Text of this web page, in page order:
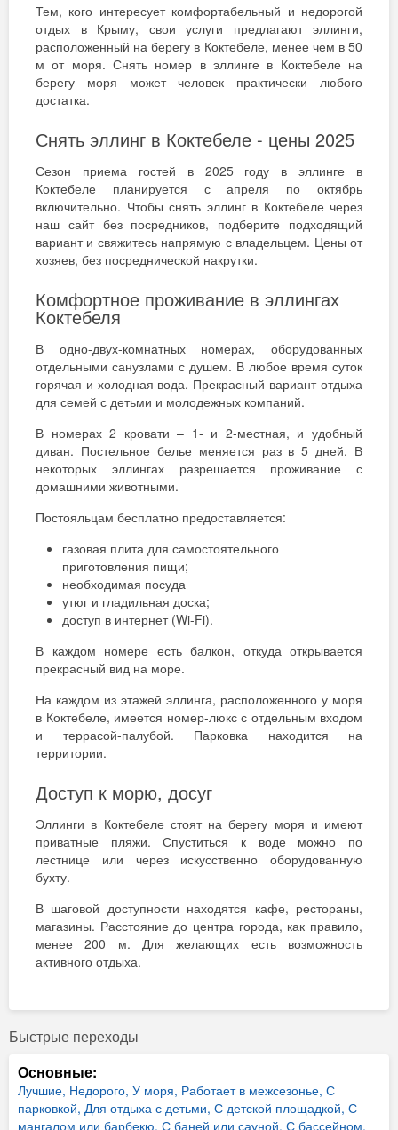
Тем, кого интересует комфортабельный и недорогой
отдых в Крыму, свои услуги предлагают эллинги,
расположенный на берегу в Коктебеле, менее чем в 50
м от моря. Снять номер в эллинге в Коктебеле на
берегу моря может человек практически любого
достатка.
Снять эллинг в Коктебеле - цены 2025
Сезон приема гостей в 2025 году в эллинге в
Коктебеле планируется с апреля по октябрь
включительно. Чтобы снять эллинг в Коктебеле через
наш сайт без посредников, подберите подходящий
вариант и свяжитесь напрямую с владельцем. Цены от
хозяев, без посреднической накрутки.
Комфортное проживание в эллингах
Коктебеля
В одно-двух-комнатных номерах, оборудованных
отдельными санузлами с душем. В любое время суток
горячая и холодная вода. Прекрасный вариант отдыха
для семей с детьми и молодежных компаний.
В номерах 2 кровати – 1- и 2-местная, и удобный
диван. Постельное белье меняется раз в 5 дней. В
некоторых эллингах разрешается проживание с
домашними животными.
Постояльцам бесплатно предоставляется:
газовая плита для самостоятельного
приготовления пищи;
необходимая посуда
утюг и гладильная доска;
доступ в интернет (Wi-Fi).
В каждом номере есть балкон, откуда открывается
прекрасный вид на море.
На каждом из этажей эллинга, расположенного у моря
в Коктебеле, имеется номер-люкс с отдельным входом
и террасой-палубой. Парковка находится на
территории.
Доступ к морю, досуг
Эллинги в Коктебеле стоят на берегу моря и имеют
приватные пляжи. Спуститься к воде можно по
лестнице или через искусственно оборудованную
бухту.
В шаговой доступности находятся кафе, рестораны,
магазины. Расстояние до центра города, как правило,
менее 200 м. Для желающих есть возможность
активного отдыха.
Быстрые переходы
Основные:
Лучшие, Недорого, У моря, Работает в межсезонье, С
парковкой, Для отдыха с детьми, С детской площадкой, С
мангалом или барбекю, С баней или сауной, С бассейном,